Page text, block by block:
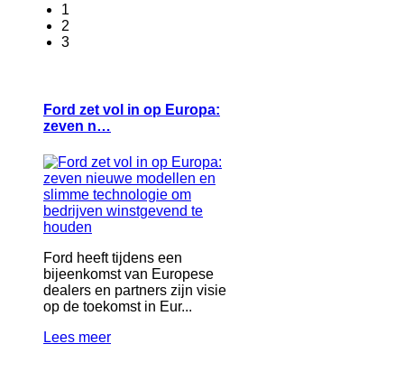
1
2
3
Ford zet vol in op Europa:
zeven n…
Ford heeft tijdens een
bijeenkomst van Europese
dealers en partners zijn visie
op de toekomst in Eur...
Lees meer